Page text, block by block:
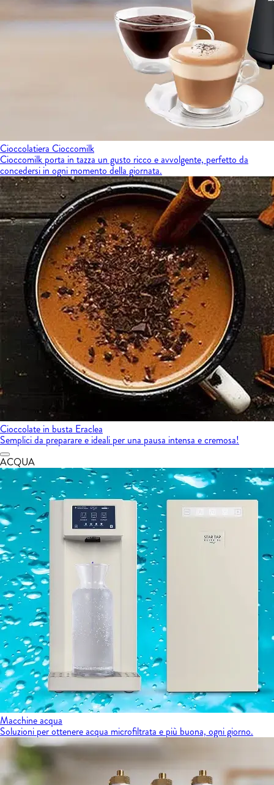
Cioccolatiera Cioccomilk
Cioccomilk porta in tazza un gusto ricco e avvolgente, perfetto da
concedersi in ogni momento della giornata.
Cioccolate in busta Eraclea
Semplici da preparare e ideali per una pausa intensa e cremosa!
ACQUA
Macchine acqua
Soluzioni per ottenere acqua microfiltrata e più buona, ogni giorno.